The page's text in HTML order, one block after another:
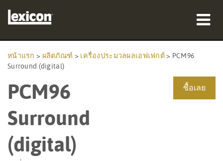
ผลิตภัณฑ์
มืออาชีพ
กรณีศึกษา
การฝึกอบรม
หน้าแรก > ผลิตภัณฑ์ > เครื่องประมวลผลเอฟเฟกต์> PCM96
Surround (digital)
PCM96
Surround
(digital)
ซื้อเลย